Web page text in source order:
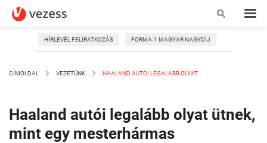
HÍRLEVÉL FELIRATKOZÁS FORMA-1 MAGYAR NAGYDÍJ
CÍMOLDAL VEZETÜNK HAALAND AUTÓI LEGALÁBB OLYAT...
Haaland autói legalább olyat ütnek,
mint egy mesterhármas